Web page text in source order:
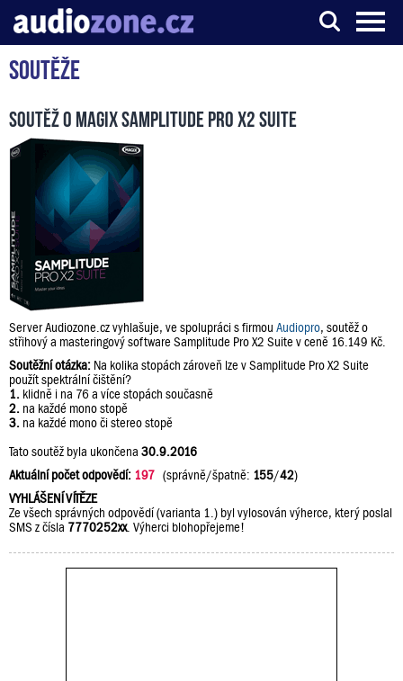
Server o digitálním zpracování zvuku
Soutěže
Soutěž o Magix Samplitude Pro X2 Suite
Server Audiozone.cz vyhlašuje, ve spolupráci s firmou Audiopro, soutěž o
střihový a masteringový software Samplitude Pro X2 Suite v ceně 16.149 Kč.
Soutěžní otázka: Na kolika stopách zároveň lze v Samplitude Pro X2 Suite
použít spektrální čištění?
1. klidně i na 76 a více stopách současně
2. na každé mono stopě
3. na každé mono či stereo stopě
Tato soutěž byla ukončena 30.9.2016
Aktuální počet odpovědí: 197 (správně/špatně: 155/42)
VYHLÁŠENÍ VÍTĚZE
Ze všech správných odpovědí (varianta 1.) byl vylosován výherce, který poslal
SMS z čísla 7770252xx. Výherci blohopřejeme!